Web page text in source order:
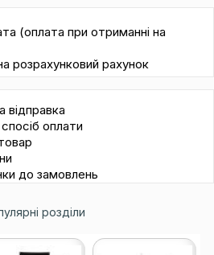
(оплата при отриманні на
розрахунковий рахунок
оплати
до замовлень
розділи